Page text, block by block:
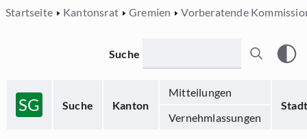
Startseite Kantonsrat Gremien Vorberatende
SG Suche Kanton
Mitteilungen
Stadt
Vernehmlassungen
Suche